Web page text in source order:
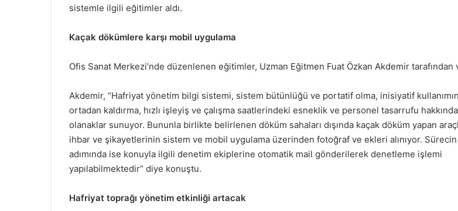
sistemle ilgili eğitimler aldı.
Kaçak dökümlere karşı mobil uygulama
Ofis Sanat Merkezi’nde düzenlenen eğitimler, Uzman Eğitmen Fuat Özkan Akdemir tarafından
Akdemir, “Hafriyat yönetim bilgi sistemi, sistem bütünlüğü ve portatif olma, inisiyatif
ortadan kaldırma, hızlı işleyiş ve çalışma saatlerindeki esneklik ve personel tasarrufu
olanaklar sunuyor. Bununla birlikte belirlenen döküm sahaları dışında kaçak döküm yapan
ihbar ve şikayetlerinin sistem ve mobil uygulama üzerinden fotoğraf ve ekleri alınıyor.
adımında ise konuyla ilgili denetim ekiplerine otomatik mail gönderilerek denetleme işlemi
yapılabilmektedir” diye konuştu.
Hafriyat toprağı yönetim etkinliği artacak